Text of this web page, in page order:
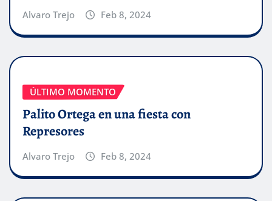
Alvaro Trejo Feb 8, 2024
ÚLTIMO MOMENTO
Palito Ortega en una fiesta con
Represores
Alvaro Trejo Feb 8, 2024